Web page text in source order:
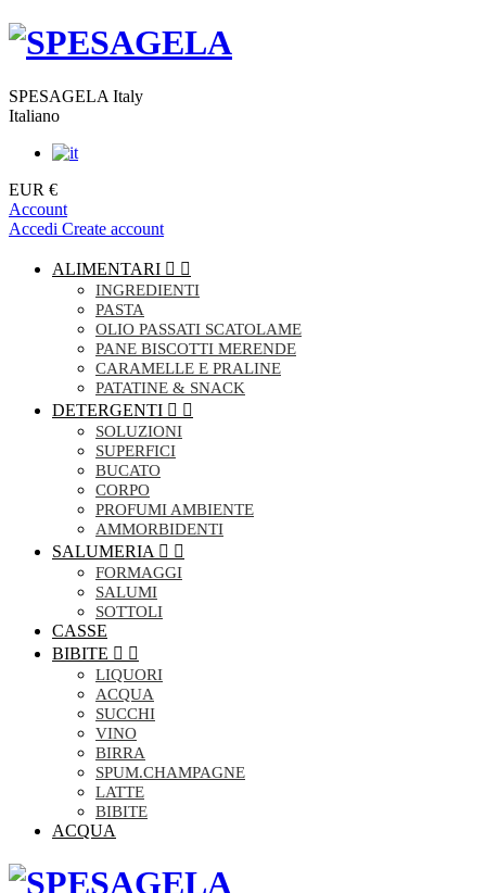
SPESAGELA Italy
Italiano
EUR €
Account
Accedi Create account
ALIMENTARI  
INGREDIENTI
PASTA
OLIO PASSATI SCATOLAME
PANE BISCOTTI MERENDE
CARAMELLE E PRALINE
PATATINE & SNACK
DETERGENTI  
SOLUZIONI
SUPERFICI
BUCATO
CORPO
PROFUMI AMBIENTE
AMMORBIDENTI
SALUMERIA  
FORMAGGI
SALUMI
SOTTOLI
CASSE
BIBITE  
LIQUORI
ACQUA
SUCCHI
VINO
BIRRA
SPUM.CHAMPAGNE
LATTE
BIBITE
ACQUA